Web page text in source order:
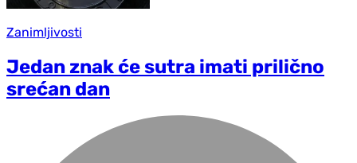
Zanimljivosti
Jedan znak će sutra imati prilično
srećan dan